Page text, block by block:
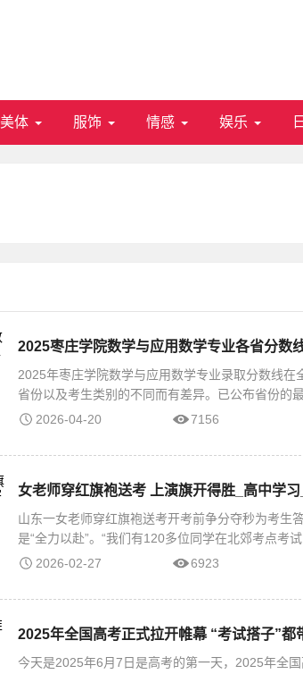
美体 服饰 情感 娱乐
2025年枣庄学院数学与应用数学专业录取分数线在
省份以及考生类别的不同而有差异。已公布省份的
山东录取分为470分对
2026-04-20 7156
女老师穿红旗袍送考 上演旗开得胜_高中学
山东一女老师穿红旗袍送考开考前争分夺秒为考生
是“全力以赴”。“我们有120多位同学在北郊考点考
红旗袍送考怎么回
2026-02-27 6923
2025年全国高考正式拉开帷幕 “考试搭子”
今天是2025年6月7日是高考的第一天，2025年全